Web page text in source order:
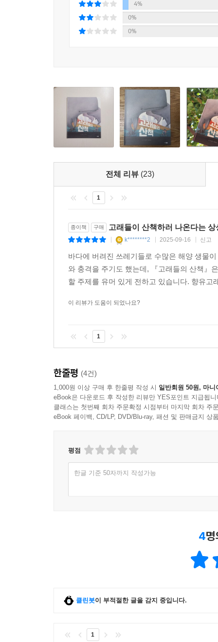
4%
0%
0%
전체 리뷰 (23)
1
종이책 구매 고래들이 산책하러 나온다는 상
k********2 2025-09-16 신고
바다에 버려진 쓰레기들로 수많은 해양 생물
와 충격을 주기도 했는데, 『고래들의 산책』
할 주제를 유머 있게 전하고 있습니다. 향유
이 리뷰가 도움이 되었나요?
1
한줄평 (4건)
1,000원 이상 구매 후 한줄평 작성 시 일반회원 50원, 마니
eBook은 다운로드 후 작성한 리뷰만 YES포인트 지급됩니
클래스는 첫번째 회차 주문확정 시점부터 마지막 회차 주
eBook 페이백, CD/LP, DVD/Blu-ray, 패션 및 판매금지 상
평점
한글 기준 50자까지 작성가능
4
클린봇이 부적절한 글을 감지 중입니다.
1